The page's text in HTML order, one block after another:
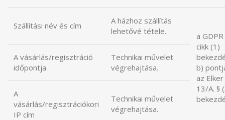
Szállítási név és cím
A házhoz szállítás
lehetővé tétele.
a
cikk (1)
b)
az
13/A. §
A vásárlás/regisztráció
időpontja
Technikai művelet
végrehajtása.
A
vásárlás/regisztrációkori
IP cím
Technikai művelet
végrehajtása.